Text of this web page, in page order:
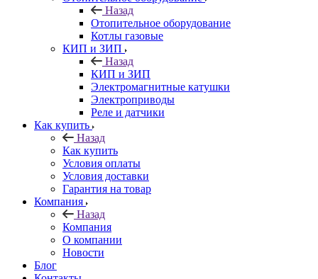
Назад
Отопительное оборудование
Котлы газовые
КИП и ЗИП
Назад
КИП и ЗИП
Электромагнитные катушки
Электроприводы
Реле и датчики
Как купить
Назад
Как купить
Условия оплаты
Условия доставки
Гарантия на товар
Компания
Назад
Компания
О компании
Новости
Блог